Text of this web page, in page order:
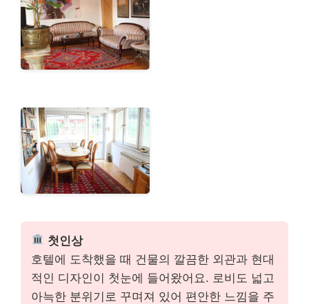
첫인상
호텔에 도착했을 때 건물의 깔끔한 외관과 현대
적인 디자인이 첫눈에 들어왔어요. 로비도 넓고
아늑한 분위기로 꾸며져 있어 편안한 느낌을 주